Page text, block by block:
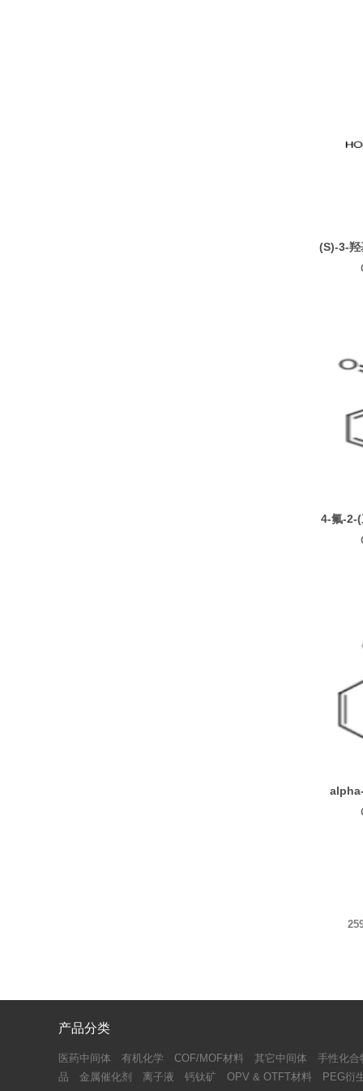
(S)-3-
4-氟-2-
产品分类
医药中间体 有机化学 COF/MOF材料 其它中间体
手性化合
品
金属催化剂 离子液 钙钛矿 OPV & OTFT材料 PEG衍